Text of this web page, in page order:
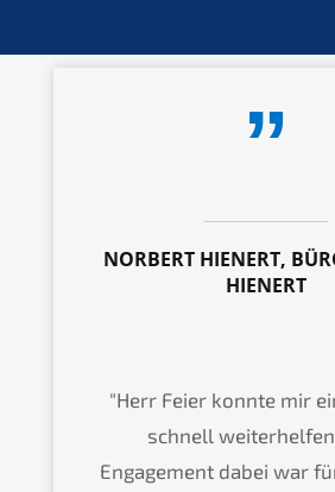
NORBERT HIENERT,
HIENERT
"Herr Feier konnte mir
schnell
Engagement dabei war